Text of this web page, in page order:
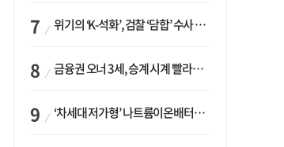
위기의 ‘K-석화’, 검찰 ‘담합’ 수사 착수…“LG·한화·롯데 등 7개 업체, 8개 제품 가격 담합”
금융권 오너 3세, 승계 시계 빨라지나…한국투자 ‘속도’·미래에셋·메리츠는 ‘거리두기’
‘차세대 저가형’ 나트륨이온배터리 시대 오나…LG화학·에코프로, 상용화 속도낸다